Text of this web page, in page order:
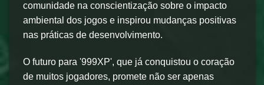
comunidade na conscientização sobre o impacto
ambiental dos jogos e inspirou mudanças positivas
nas práticas de desenvolvimento.
O futuro para '999XP', que já conquistou o coração
de muitos jogadores, promete não ser apenas